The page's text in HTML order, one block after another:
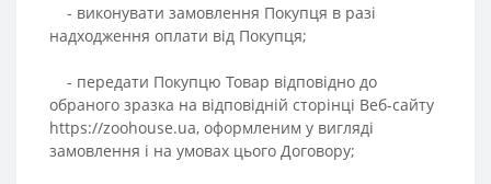
- виконувати замовлення Покупця в разі
надходження оплати від Покупця;
- передати Покупцю Товар відповідно до
обраного зразка на відповідній сторінці Веб-сайту
https://zoohouse.ua, оформленим у вигляді
замовлення і на умовах цього Договору;